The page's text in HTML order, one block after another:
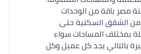
مصر باقة من الوحدات
من الشقق السكنية حتى
بمختلف المساحات سواء
بالتالي يجد كل عميل وكل